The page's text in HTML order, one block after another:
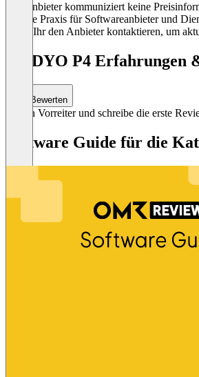
Der Anbieter kommuniziert keine
übliche Praxis für Softwareanbieter und
könnt Ihr den Anbieter kontaktieren, um
GODYO P4 Erfahrungen
Bewerten
Sei ein Vorreiter und schreibe die erste
Software Guide für die